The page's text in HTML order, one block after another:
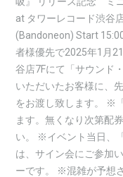
at タワーレコード渋谷
(Bandoneon) Start
者様優先で2025年1月
谷店7Fにて「サウンド
いただいたお客様に、
をお渡し致します。 ※
ます。無くなり次第配
い。 ※イベント当日、
は、サイン会にご参加
ーです。 ※混雑が予想